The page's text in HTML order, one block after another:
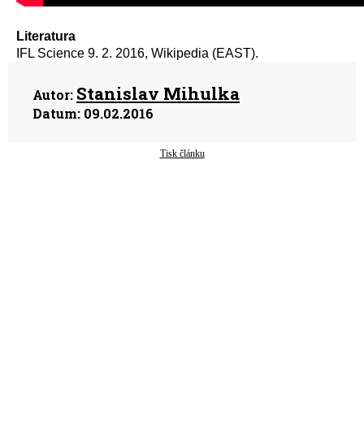
Literatura
IFL Science 9. 2. 2016, Wikipedia (EAST).
Autor: Stanislav Mihulka
Datum: 09.02.2016
Tisk článku